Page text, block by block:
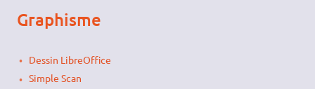
Graphisme
Dessin LibreOffice
Simple Scan